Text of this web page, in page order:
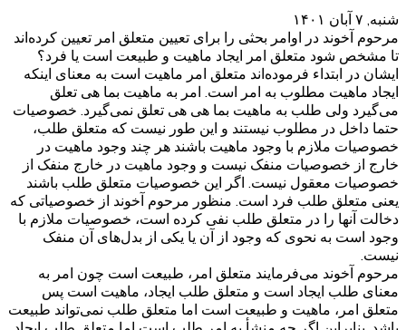
شنبه, ۷ آبان ۱۴۰۱
مرحوم آخوند در اوامر بحثی را برای تعیین متعلق امر تعیین کرده‌اند
تا مشخص شود متعلق امر ایجاد ماهیت و طبیعت است یا فرد؟
ایشان در ابتداء فرموده‌اند متعلق امر ماهیت است به معنای اینکه
ایجاد ماهیت مطلوب به امر است. امر به ماهیت بما هی تعلق
می‌گیرد ولی طلب به ماهیت بما هی هی تعلق نمی‌گیرد. خصوصیات
حتما داخل در مطلوب نیستند و این طور نیست که متعلق طلب،
خصوصیات ملازم با وجود ماهیت باشند هر چند وجود ماهیت در
خارج از خصوصیات منفک نیست و وجود ماهیت در خارج منفک از
خصوصیات معقول نیست. اگر این خصوصیات متعلق طلب باشند
یعنی متعلق طلب فرد است. منظور مرحوم آخوند از خصوصیاتی که
دخالت آنها را در متعلق طلب نفی کرده است، خصوصیات ملازم با
وجود است به نحوی که وجود از آن یا یکی از بدل‌های آن منفک
نیست.
مرحوم آخوند می‌فرمایند متعلق امر، طبیعت است چون امر به
معنای طلب ایجاد است و متعلق طلب ایجاد، ماهیت است پس
متعلق امر، ماهیت و طبیعت است اما متعلق طلب نمی‌تواند طبیعت